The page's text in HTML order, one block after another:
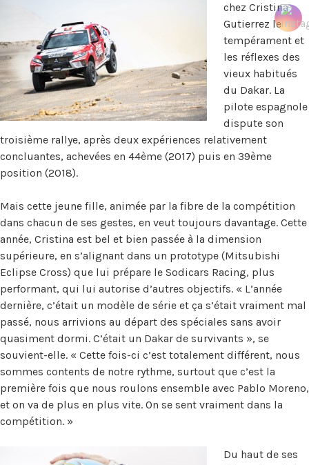
chez Cristina
Gutierrez le
tempérament et
les réflexes des
vieux habitués
du Dakar. La
pilote espagnole
dispute son
troisième rallye, après deux expériences relativement
concluantes, achevées en 44ème (2017) puis en 39ème
position (2018).
Mais cette jeune fille, animée par la fibre de la compétition
dans chacun de ses gestes, en veut toujours davantage. Cette
année, Cristina est bel et bien passée à la dimension
supérieure, en s’alignant dans un prototype (Mitsubishi
Eclipse Cross) que lui prépare le Sodicars Racing, plus
performant, qui lui autorise d’autres objectifs. « L’année
dernière, c’était un modèle de série et ça s’était vraiment mal
passé, nous arrivions au départ des spéciales sans avoir
quasiment dormi. C’était un Dakar de survivants », se
souvient-elle. « Cette fois-ci c’est totalement différent, nous
sommes contents de notre rythme, surtout que c’est la
première fois que nous roulons ensemble avec Pablo Moreno,
et on va de plus en plus vite. On se sent vraiment dans la
compétition. »
Du haut de ses